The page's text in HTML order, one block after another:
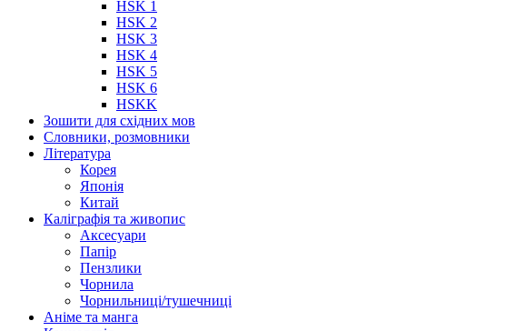
HSK 1
HSK 2
HSK 3
HSK 4
HSK 5
HSK 6
HSKK
Зошити для східних мов
Словники, розмовники
Література
Корея
Японія
Китай
Каліграфія та живопис
Аксесуари
Папір
Пензлики
Чорнила
Чорнильниці/тушечниці
Аніме та манга